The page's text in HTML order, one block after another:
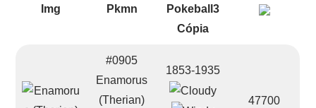
Img Pkmn
#0905
Enamorus
(Therian)
1853-1935
47700